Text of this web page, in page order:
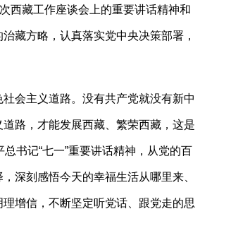
西藏工作座谈会上的重要讲话精神和
藏方略，认真落实党中央决策部署，
会主义道路。没有共产党就没有新中
路，才能发展西藏、繁荣西藏，这是
书记“七一”重要讲话精神，从党的百
深刻感悟今天的幸福生活从哪里来、
增信，不断坚定听党话、跟党走的思